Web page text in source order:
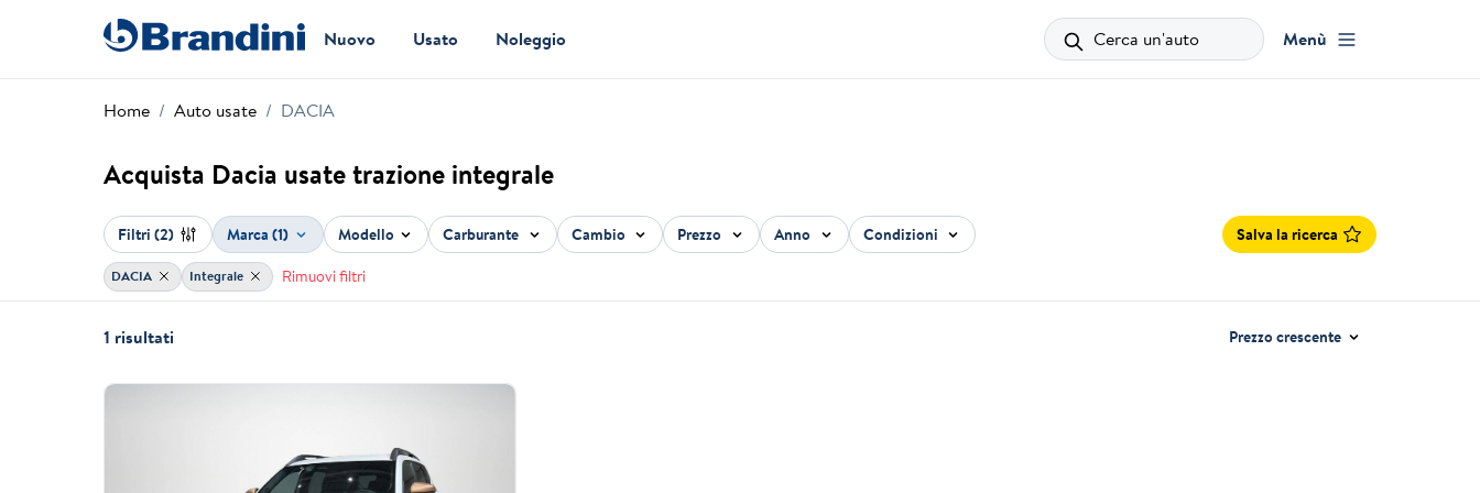
Nuovo Usato Noleggio Cerca un'auto Menù
Home Auto usate DACIA
Acquista Dacia usate trazione integrale
Filtri(2) Marca (1) Modello Carburante Cambio Prezzo Anno Condizioni Salva la ricerca
DACIA Integrale Rimuovi filtri
1 risultati Prezzo crescente